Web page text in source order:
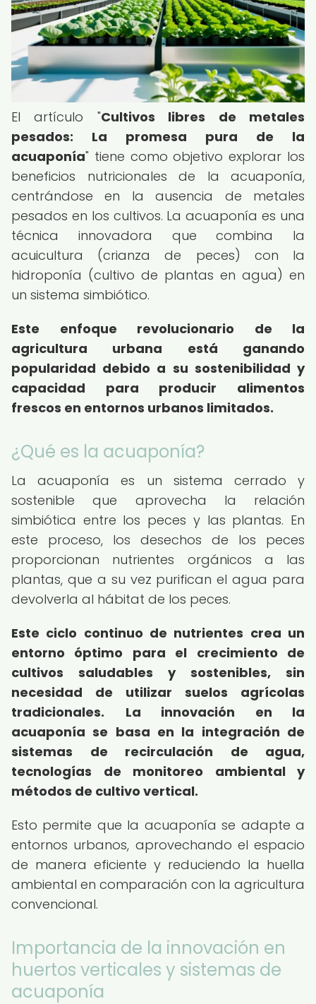
El artículo "Cultivos libres de metales
pesados: La promesa pura de la
acuaponía" tiene como objetivo explorar los
beneficios nutricionales de la acuaponía,
centrándose en la ausencia de metales
pesados en los cultivos. La acuaponía es una
técnica innovadora que combina la
acuicultura (crianza de peces) con la
hidroponía (cultivo de plantas en agua) en
un sistema simbiótico.
Este enfoque revolucionario de la
agricultura urbana está ganando
popularidad debido a su sostenibilidad y
capacidad para producir alimentos
frescos en entornos urbanos limitados.
¿Qué es la acuaponía?
La acuaponía es un sistema cerrado y
sostenible que aprovecha la relación
simbiótica entre los peces y las plantas. En
este proceso, los desechos de los peces
proporcionan nutrientes orgánicos a las
plantas, que a su vez purifican el agua para
devolverla al hábitat de los peces.
Este ciclo continuo de nutrientes crea un
entorno óptimo para el crecimiento de
cultivos saludables y sostenibles, sin
necesidad de utilizar suelos agrícolas
tradicionales.
La innovación en la
acuaponía se basa en la integración de
sistemas de recirculación de agua,
tecnologías de monitoreo ambiental y
métodos de cultivo vertical.
Esto permite que la acuaponía se adapte a
entornos urbanos, aprovechando el espacio
de manera eficiente y reduciendo la huella
ambiental en comparación con la agricultura
convencional.
Importancia de la innovación en
huertos verticales y sistemas de
acuaponía